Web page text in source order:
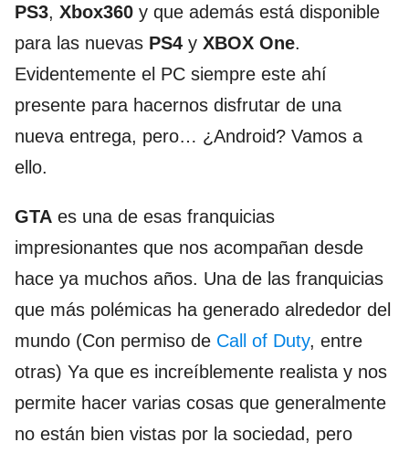
PS3, Xbox360 y que además está disponible
para las nuevas PS4 y XBOX One.
Evidentemente el PC siempre este ahí
presente para hacernos disfrutar de una
nueva entrega, pero… ¿Android? Vamos a
ello.
GTA es una de esas franquicias
impresionantes que nos acompañan desde
hace ya muchos años. Una de las franquicias
que más polémicas ha generado alrededor del
mundo (Con permiso de Call of Duty, entre
otras) Ya que es increíblemente realista y nos
permite hacer varias cosas que generalmente
no están bien vistas por la sociedad, pero